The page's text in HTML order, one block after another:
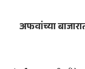
अफवांच्या